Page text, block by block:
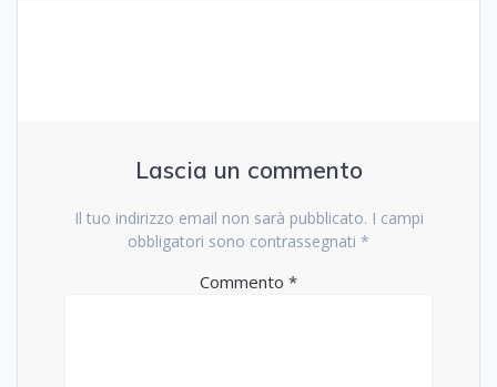
Lascia un commento
Il tuo indirizzo email non sarà pubblicato. I campi
obbligatori sono contrassegnati *
Commento *